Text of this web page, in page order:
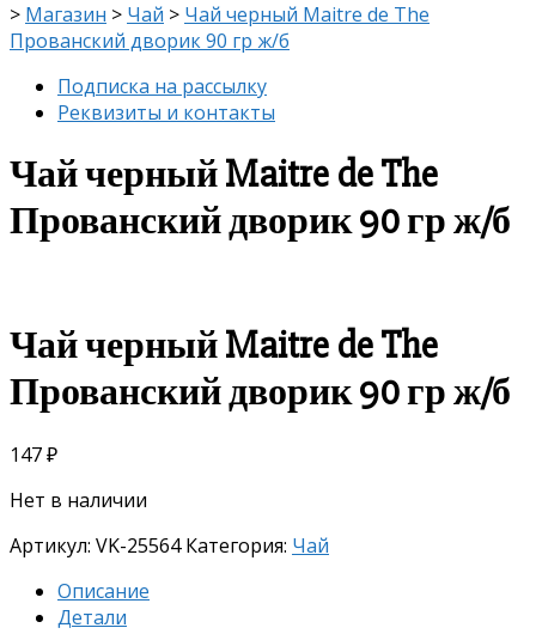
> Магазин > Чай > Чай черный Maitre de The
Прованский дворик 90 гр ж/б
Подписка на рассылку
Реквизиты и контакты
Чай черный Maitre de The
Прованский дворик 90 гр ж/б
Чай черный Maitre de The
Прованский дворик 90 гр ж/б
147₽
Нет в наличии
Артикул: VK-25564 Категория: Чай
Описание
Детали